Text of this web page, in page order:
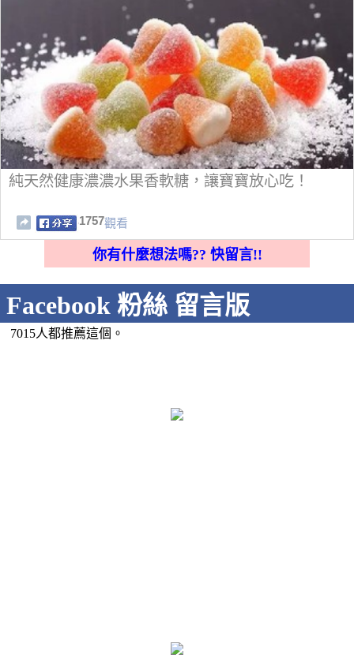
純天然健康濃濃水果香軟糖，讓寶寶放心吃！
1757觀看
你有什麼想法嗎?? 快留言!!
Facebook 粉絲 留言版
7015人都推薦這個。